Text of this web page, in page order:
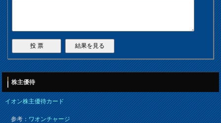
株主優待
イオン株主優待カード
参考：ワオンチャージ